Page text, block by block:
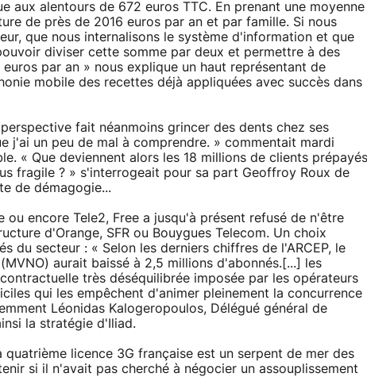
aux alentours de 672 euros TTC. En prenant une moyenne
de près de 2016 euros par an et par famille. Si nous
que nous internalisons le système d'information et que
diviser cette somme par deux et permettre à des
par an » nous explique un haut représentant de
mobile des recettes déjà appliquées avec succès dans
fait néanmoins grincer des dents chez ses
j'ai un peu de mal à comprendre. » commentait mardi
« Que deviennent alors les 18 millions de clients prépayés
fragile ? » s'interrogeait pour sa part Geoffroy Roux de
de démagogie...
encore Tele2, Free a jusqu'à présent refusé de n'être
d'Orange, SFR ou Bouygues Telecom. Un choix
du secteur : « Selon les derniers chiffres de l'ARCEP, le
aurait baissé à 2,5 millions d'abonnés.[...] les
très déséquilibrée imposée par les opérateurs
qui les empêchent d'animer pleinement la concurrence
Léonidas Kalogeropoulos, Délégué général de
la stratégie d'Iliad.
licence 3G française est un serpent de mer des
si il n'avait pas cherché à négocier un assouplissement